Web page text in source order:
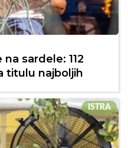
sardele: 112
titulu najboljih
ISTRA